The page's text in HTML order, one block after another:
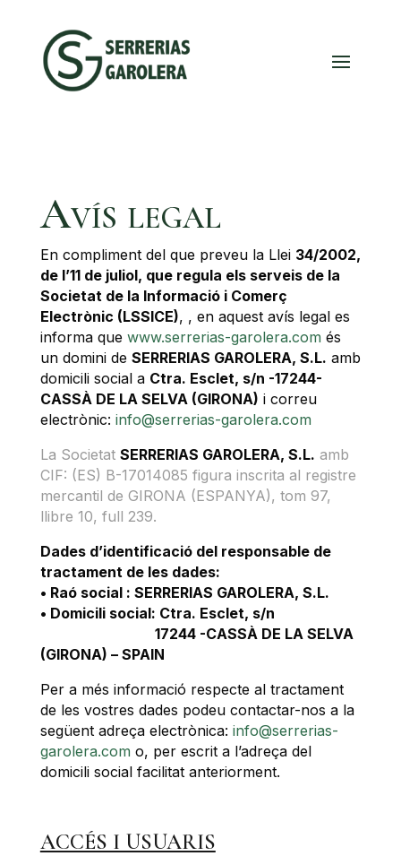
Avís legal
En compliment del que preveu la Llei 34/2002,
de l’11 de juliol, que regula els serveis de la
Societat de la Informació i Comerç
Electrònic (LSSICE), , en aquest avís legal es
informa que www.serrerias-garolera.com és
un domini de SERRERIAS GAROLERA, S.L. amb
domicili social a Ctra. Esclet, s/n -17244-
CASSÀ DE LA SELVA (GIRONA) i correu
electrònic: info@serrerias-garolera.com
La Societat SERRERIAS GAROLERA, S.L. amb
CIF: (ES) B-17014085 figura inscrita al registre
mercantil de GIRONA (ESPANYA), tom 97,
llibre 10, full 239.
Dades d’identificació del responsable de
tractament de les dades:
• Raó social : SERRERIAS GAROLERA, S.L.
• Domicili social: Ctra. Esclet, s/n
17244 -CASSÀ DE LA SELVA
(GIRONA) – SPAIN
Per a més informació respecte al tractament
de les vostres dades podeu contactar-nos a la
següent adreça electrònica: info@serrerias-
garolera.com o, per escrit a l’adreça del
domicili social facilitat anteriorment.
ACCÉS I USUARIS